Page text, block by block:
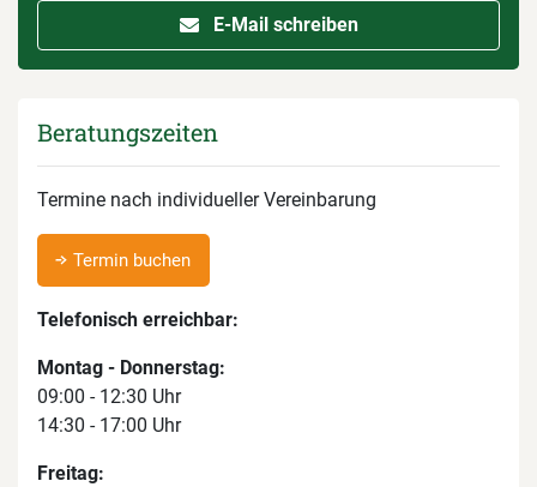
E-Mail schreiben
Beratungszeiten
Termine nach individueller Vereinbarung
Termin buchen
Telefonisch erreichbar:
Montag - Donnerstag:
09:00 - 12:30 Uhr
14:30 - 17:00 Uhr
Freitag: